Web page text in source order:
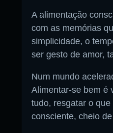
A alimentação
com as memórias
simplicidade, o
ser gesto de amor,
Num mundo
Alimentar-se bem é
tudo, resgatar o
consciente, cheio